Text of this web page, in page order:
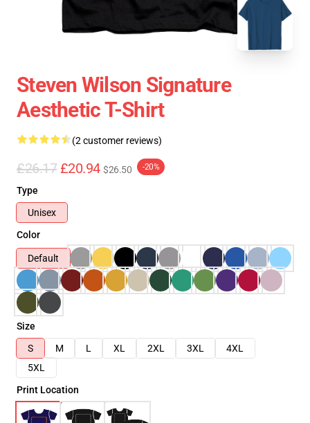
Steven Wilson Signature
Aesthetic T-Shirt
(2 customer reviews)
£26.17 £20.94 $26.50 -20%
Type
Unisex
Color
Default
Size
S
M L XL 2XL 3XL
4XL
5XL
Print Location